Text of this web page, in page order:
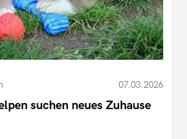
07.03.2026
suchen neues Zuhause